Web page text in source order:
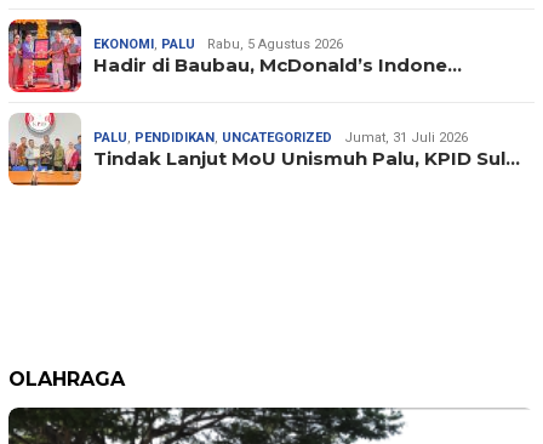
EKONOMI, PALU Rabu, 5 Agustus 2026
Hadir di Baubau, McDonald’s Indone…
PALU, PENDIDIKAN, UNCATEGORIZED Jumat, 31 Juli 2026
Tindak Lanjut MoU Unismuh Palu, KPID Sul…
OLAHRAGA